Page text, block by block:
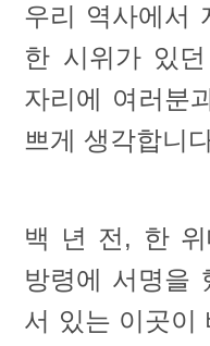
우리 역사에서
한 시위가 있
자리에 여러분
쁘게 생각합니
백 년 전, 한 위
방령에 서명을
서 있는 이곳이